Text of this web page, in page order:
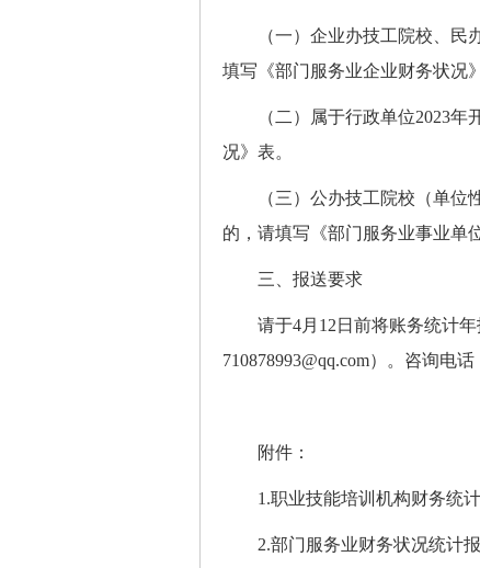
（一）企业办技工院校、民办
填写《部门服务业企业财务状况
（二）属于行政单位2023年开
况》表。
（三）公办技工院校（单位性
的，请填写《部门服务业事业单
三、报送要求
请于4月12日前将账务统计年
710878993@qq.com）。咨询电话
附件：
1.职业技能培训机构财务统计
2.部门服务业财务状况统计报